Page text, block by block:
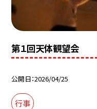
第１回天体観望会
公開日 2026/04/25
行事